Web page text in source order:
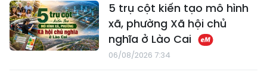
5 trụ cột kiến tạo mô hình
xã, phường Xã hội chủ
nghĩa ở Lào Cai
06/08/2026 7:34